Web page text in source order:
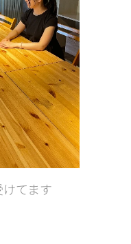
てます😙